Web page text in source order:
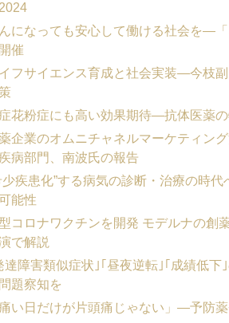
になっても安心して働ける社会を―
催
フサイエンス育成と社会実装―今枝
花粉症にも高い効果期待―抗体医薬
企業のオムニチャネルマーケティ
病部門、南波氏の報告
少疾患化”する病気の診断・治療の時
能性
コロナワクチンを開発 モデルナの創
で解説
達障害類似症状｣｢昼夜逆転｣｢成績低
題察知を
痛い日だけが片頭痛じゃない」―予防